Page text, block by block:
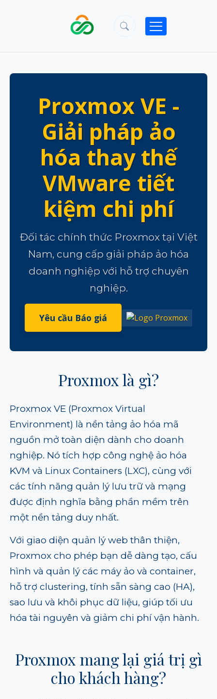
Proxmox VE -
Giải pháp ảo
hóa thay thế
VMware tiết
kiệm chi phí
Đối tác chính thức Proxmox tại Việt
Nam, cung cấp giải pháp ảo hóa
doanh nghiệp với hỗ trợ chuyên
nghiệp.
Yêu cầu Báo giá
Proxmox là gì?
Proxmox VE (Proxmox Virtual
Environment) là nền tảng ảo hóa mã
nguồn mở toàn diện dành cho doanh
nghiệp. Nó tích hợp công nghệ ảo hóa
KVM và Linux Containers (LXC), cùng với
các tính năng quản lý lưu trữ và mạng
được định nghĩa bằng phần mềm trên
một nền tảng duy nhất.
Với giao diện quản lý web thân thiện,
Proxmox cho phép bạn dễ dàng tạo, cấu
hình và quản lý các máy ảo và container,
hỗ trợ clustering, tính sẵn sàng cao (HA),
sao lưu và khôi phục dữ liệu, giúp tối ưu
hóa tài nguyên và giảm chi phí vận hành.
Proxmox mang lại giá trị gì
cho khách hàng?